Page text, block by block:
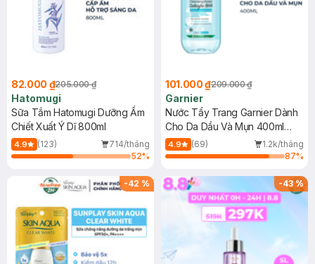
82.000 ₫205.000 ₫
Hatomugi
Sữa Tắm Hatomugi Dưỡng Ẩm
Chiết Xuất Ý Dĩ 800ml
4.9 (123)
714/tháng
52%
101.000 ₫209.000 ₫
Garnier
Nước Tẩy Trang Garnier Dành
Cho Da Dầu Và Mụn 400ml
(Mới)
4.9 (69)
1.2k/tháng
87%
-42 % -43%